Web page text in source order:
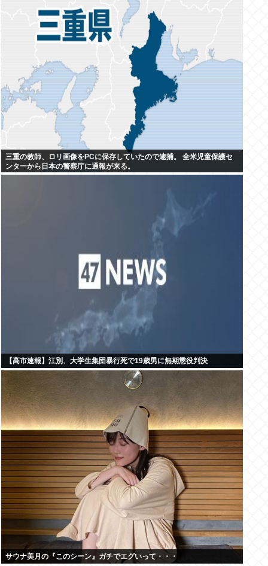
三重の教師、ロリ画像をPCに保存していたので逮捕。 全米児童保護セ
ンターから日本の警察庁に通報が来る。
【高市速報】江別、大学生集団暴行死で19歳男に無期懲役判決
サウナ美月の『このシーン』ガチでエグいって・・・